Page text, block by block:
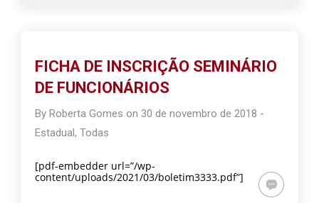
FICHA DE INSCRIÇÃO SEMINÁRIO
DE FUNCIONÁRIOS
ByRoberta Gomes on 30 de novembro de 2018 -
Estadual,Todas
[pdf-embedder url=”/wp-
content/uploads/2021/03/boletim3333.pdf”]